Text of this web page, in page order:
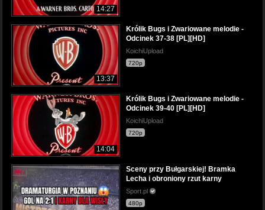
14:27
13:37
Królik Bugs i Zwariowane melodie -
Odcinek 37-38 [PL][HD]
KoichiUpload
720p
14:04
Królik Bugs i Zwariowane melodie -
Odcinek 39-40 [PL][HD]
KoichiUpload
720p
Sceny przy Bułgarskiej! Bramka
Lecha i obroniony rzut karny
Sport.pl
480p